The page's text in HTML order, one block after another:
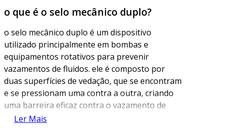
o que é o selo mecânico duplo?
o selo mecânico duplo é um dispositivo
utilizado principalmente em bombas e
equipamentos rotativos para prevenir
vazamentos de fluidos. ele é composto por
duas superfícies de vedação, que se encontram
e se pressionam uma contra a outra, criando
uma barreira eficaz contra o vazamento de
líquido. essa configuração é frequentemente
Ler Mais